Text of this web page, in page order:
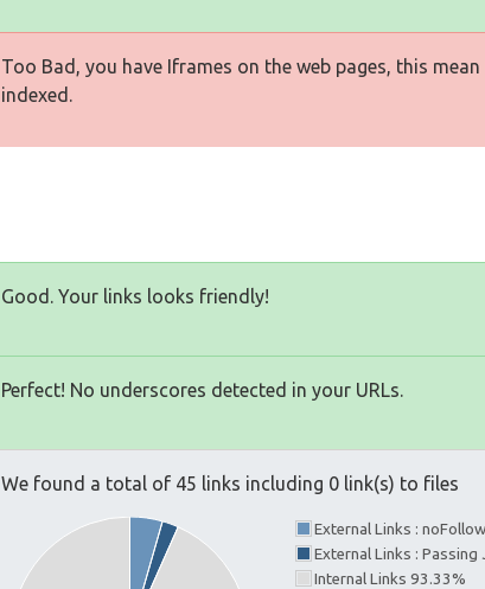
Too Bad, you have Iframes on the web pages, this
indexed.
Good. Your links looks friendly!
Perfect! No underscores detected in your URLs.
We found a total of 45 links including 0 link(s) to files
External Links :
External Links : Passing
Internal Links 93.33%